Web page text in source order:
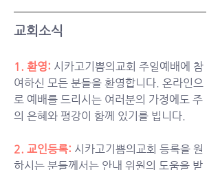
교회소식
1. 환영: 시카고기쁨의교회 주일예배에 참
여하신 모든 분들을 환영합니다. 온라인으
로 예배를 드리시는 여러분의 가정에도 주
의 은혜와 평강이 함께 있기를 빕니다.
2. 교인등록: 시카고기쁨의교회 등록을 원
하시는 분들께서는 안내 위원의 도움을 받